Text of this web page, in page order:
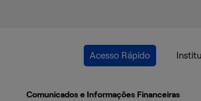
Acesso Rápido
Comunicados e Informações Financeiras